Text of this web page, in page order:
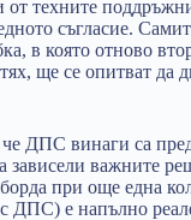
техните
съгласие.
в която отново
ще се опитват да
ДПС винаги са
зависели важните
при още една
ДПС) е напълно